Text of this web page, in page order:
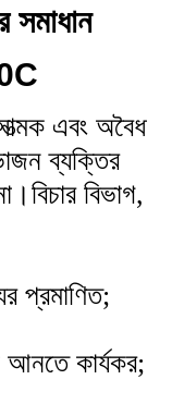
এবং অবৈধ
ব্যক্তির
বিভাগ,
প্রমাণিত;
আনতে কার্যকর;